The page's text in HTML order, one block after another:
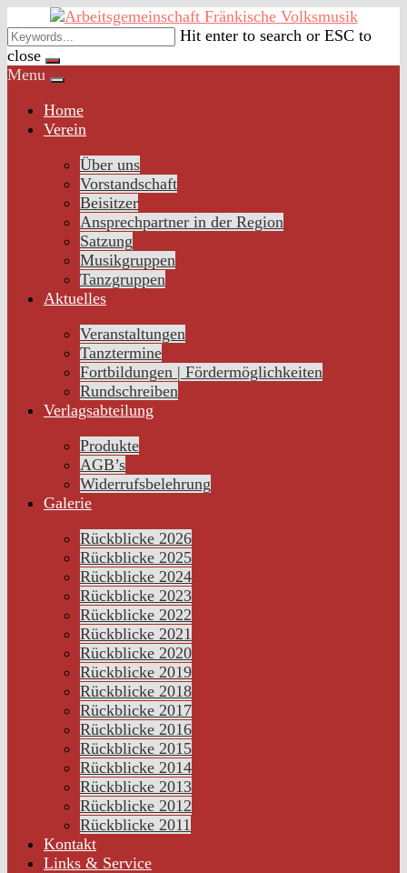
to
content
Hit enter to search or ESC to
close
Menu
Home
Verein
Über uns
Vorstandschaft
Beisitzer
Ansprechpartner in der Region
Satzung
Musikgruppen
Tanzgruppen
Aktuelles
Veranstaltungen
Tanztermine
Fortbildungen | Fördermöglichkeiten
Rundschreiben
Verlagsabteilung
Produkte
AGB’s
Widerrufsbelehrung
Galerie
Rückblicke 2026
Rückblicke 2025
Rückblicke 2024
Rückblicke 2023
Rückblicke 2022
Rückblicke 2021
Rückblicke 2020
Rückblicke 2019
Rückblicke 2018
Rückblicke 2017
Rückblicke 2016
Rückblicke 2015
Rückblicke 2014
Rückblicke 2013
Rückblicke 2012
Rückblicke 2011
Kontakt
Links & Service